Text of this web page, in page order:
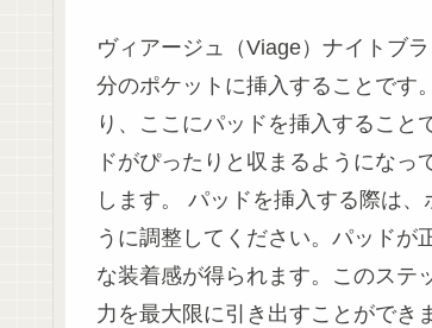
ヴィアージュ（Viage）ナイトブ
分のポケットに挿入することです
り、ここにパッドを挿入すること
ドがぴったりと収まるようにな
します。 パッドを挿入する際は
うに調整してください。パッドが
な装着感が得られます。このステ
力を最大限に引き出すことができ